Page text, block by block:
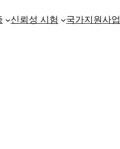
신뢰성 시험 국가지원사업